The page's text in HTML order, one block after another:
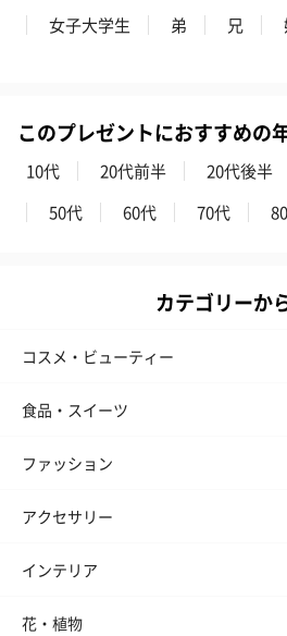
女子大学生
弟 兄
このプレゼントにおすすめの
10代 20代前半 20代後半
50代
60代 70代
カテゴリーか
コスメ・ビューティー
食品・スイーツ
ファッション
アクセサリー
インテリア
花・植物